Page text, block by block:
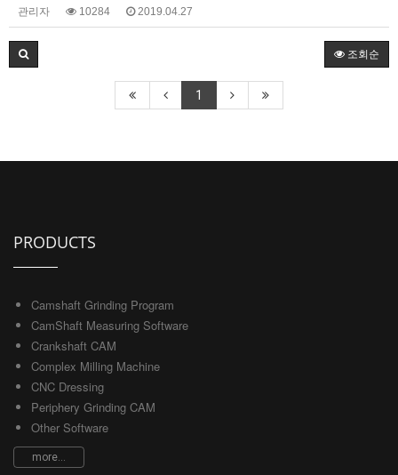
관리자 10284 2019.04.27
조회순
1
PRODUCTS
Camshaft Grinding Program
CamShaft Measuring Software
Crankshaft CAM
Complex Milling Machine
CNC Dressing
Periphery Grinding CAM
Other Software
more...